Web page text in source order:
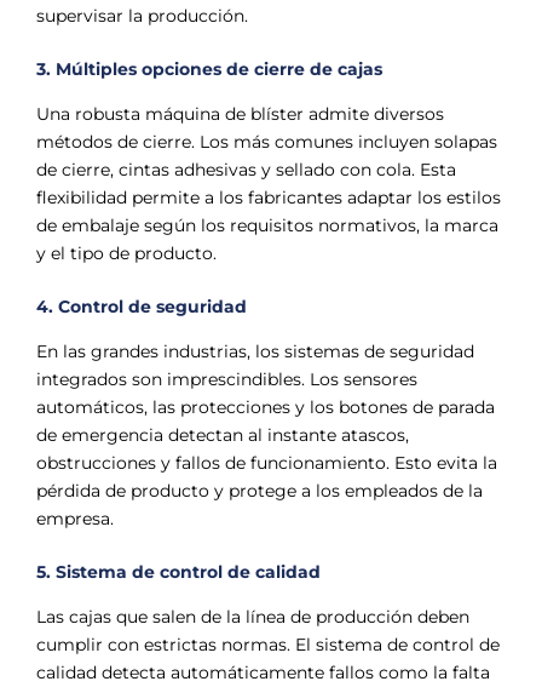
supervisar la producción.
3. Múltiples opciones de cierre de cajas
Una robusta máquina de blíster admite diversos
métodos de cierre. Los más comunes incluyen solapas
de cierre, cintas adhesivas y sellado con cola. Esta
flexibilidad permite a los fabricantes adaptar los estilos
de embalaje según los requisitos normativos, la marca
y el tipo de producto.
4. Control de seguridad
En las grandes industrias, los sistemas de seguridad
integrados son imprescindibles. Los sensores
automáticos, las protecciones y los botones de parada
de emergencia detectan al instante atascos,
obstrucciones y fallos de funcionamiento. Esto evita la
pérdida de producto y protege a los empleados de la
empresa.
5. Sistema de control de calidad
Las cajas que salen de la línea de producción deben
cumplir con estrictas normas. El sistema de control de
calidad detecta automáticamente fallos como la falta